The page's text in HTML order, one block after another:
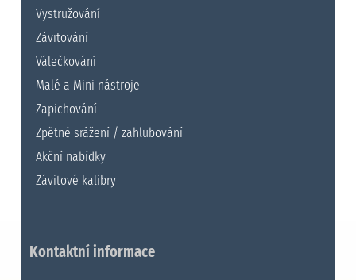
Vystružování
Závitování
Válečkování
Malé a Mini nástroje
Zapichování
Zpětné srážení / zahlubování
Akční nabídky
Závitové kalibry
Kontaktní informace